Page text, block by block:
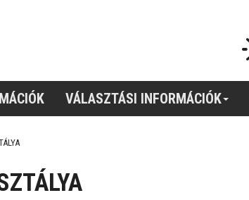
VÁLASZTÁSI INFORMÁCIÓK